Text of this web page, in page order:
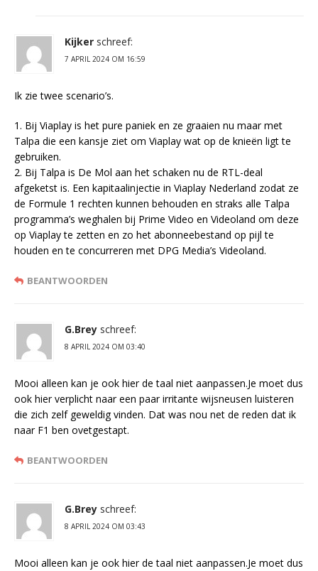
Kijker schreef:
7 APRIL 2024 OM 16:59
Ik zie twee scenario’s.
1. Bij Viaplay is het pure paniek en ze graaien nu maar met
Talpa die een kansje ziet om Viaplay wat op de knieën ligt te
gebruiken.
2. Bij Talpa is De Mol aan het schaken nu de RTL-deal
afgeketst is. Een kapitaalinjectie in Viaplay Nederland zodat ze
de Formule 1 rechten kunnen behouden en straks alle Talpa
programma’s weghalen bij Prime Video en Videoland om deze
op Viaplay te zetten en zo het abonneebestand op pijl te
houden en te concurreren met DPG Media’s Videoland.
BEANTWOORDEN
G.Brey schreef:
8 APRIL 2024 OM 03:40
Mooi alleen kan je ook hier de taal niet aanpassen.Je moet dus
ook hier verplicht naar een paar irritante wijsneusen luisteren
die zich zelf geweldig vinden. Dat was nou net de reden dat ik
naar F1 ben ovetgestapt.
BEANTWOORDEN
G.Brey schreef:
8 APRIL 2024 OM 03:43
Mooi alleen kan je ook hier de taal niet aanpassen.Je moet dus